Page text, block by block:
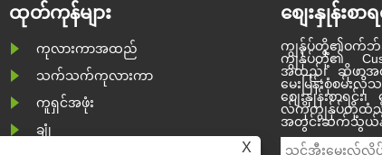
X
အတွင်းခန်းအထည်အလိပ်
များ၏အနာဂတ်ကို စွမ်းဆောင်
ရည်မြင့်မားသော ကုလားကာ
အထည်များဖြင့် သတ်မှတ်သည်
2026/06/01
အတွင်းပိုင်း အထည်အလိပ်များ၏
ဗိသုကာဆိုင်ရာ လိုအပ်ချက်များ
နှင့် အလှတရားနှင့် လုပ်ဆောင်နိုင်
Dream set sail
အနာဂတ်ဖန်တီးပါ
အသိအမှတ်ပြုမှု
2021/05/13
၂၀၂၀ ခုနှစ်တွင်
Co. , Ltd. ၏
ချီးကျူးဂုဏ်ပြုခ
စွာပြီးဆုံးခဲ့သည်။
၏မိသားစုသည်ယ
ထုတ်ကုန်များ
ကုလားကာအထည်
သက်သက်ကုလားကာ
ကူရှင်အဖုံး
ချုံ့
စျေးနှုန်းစ
ကျွန်ုပ်တို့၏ဝက်
ကျွန်ုပ်တို့၏
အထည်၊ ဆိုဖာ
မေးမြန်းစုံစမ်
စျေးနှုန်းစာရင်
လ်ကိုကျွန်ုပ်တို့ထံသို့ခ
အတွင်းဆက်သွယ်နို